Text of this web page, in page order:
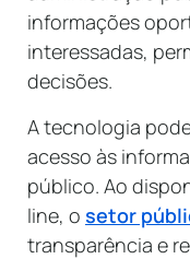
informações
interessadas,
decisões.
A tecnologia
acesso às
público. Ao
line, o setor
transparência e